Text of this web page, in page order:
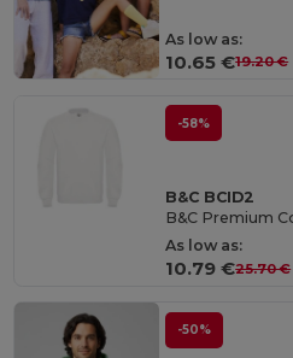
As low as:
10.65 €19.20 €
-58%
B&C BCID2
As low as:
10.79 €25.70 €
-50%